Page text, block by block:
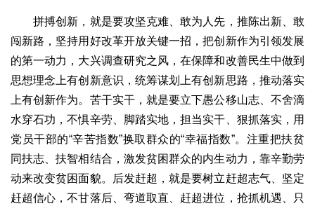
拼搏创新，就是要攻坚克难、敢为人先，推陈出新、敢
闯新路，坚持用好改革开放关键一招，把创新作为引领发展
的第一动力，大兴调查研究之风，在保障和改善民生中做到
思想理念上有创新意识，统筹谋划上有创新思路，推动落实
上有创新作为。苦干实干，就是要立下愚公移山志、不舍滴
水穿石功，不惧辛劳、脚踏实地，担当实干、狠抓落实，用
党员干部的“辛苦指数”换取群众的“幸福指数”。注重把扶贫
同扶志、扶智相结合，激发贫困群众的内生动力，靠辛勤劳
动来改变贫困面貌。后发赶超，就是要树立赶超志气、坚定
赶超信心，不甘落后、弯道取直、赶超进位，抢抓机遇、只